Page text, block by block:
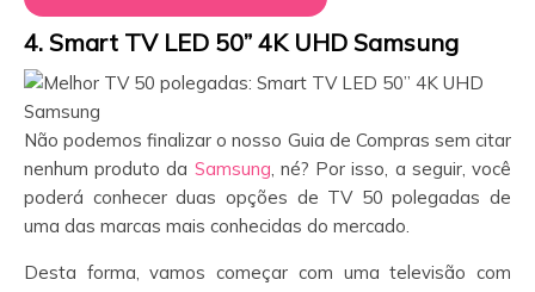
4. Smart TV LED 50” 4K UHD Samsung
Não podemos finalizar o nosso Guia de Compras sem citar
nenhum produto da Samsung , né? Por isso, a seguir, você
poderá conhecer duas opções de TV 50 polegadas de
uma das marcas mais conhecidas do mercado.
Desta forma, vamos começar com uma televisão com